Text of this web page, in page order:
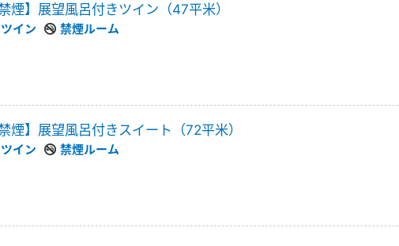
禁煙】展望風呂付きツイン（47平米）
ツイン 禁煙ルーム
禁煙】展望風呂付きスイート（72平米）
ツイン 禁煙ルーム